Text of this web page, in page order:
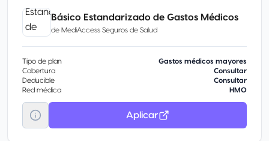
Básico Estandarizado de Gastos Médicos
de MediAccess Seguros de Salud
Tipo de plan
Gastos médicos mayores
Cobertura
Consultar
Deducible
Consultar
Red médica
HMO
Aplicar